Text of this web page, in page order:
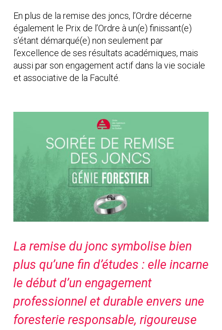
En plus de la remise des joncs, l’Ordre décerne
également le Prix de l’Ordre à un(e) finissant(e)
s’étant démarqué(e) non seulement par
l’excellence de ses résultats académiques, mais
aussi par son engagement actif dans la vie sociale
et associative de la Faculté.
La remise du jonc symbolise bien
plus qu’une fin d’études : elle incarne
le début d’un engagement
professionnel et durable envers une
foresterie responsable, rigoureuse